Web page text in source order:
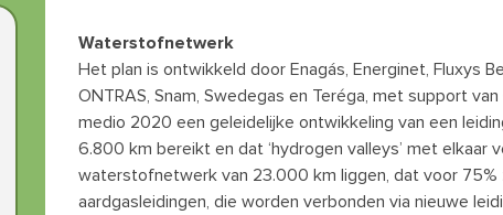
Waterstofnetwerk
Het plan is ontwikkeld door Enagás, Energinet, Fluxys
ONTRAS, Snam, Swedegas en Teréga, met support
medio 2020 een geleidelijke ontwikkeling van een
6.800 km bereikt en dat ‘hydrogen valleys’ met elkaar
waterstofnetwerk van 23.000 km liggen, dat voor
aardgasleidingen, die worden verbonden via nieuwe